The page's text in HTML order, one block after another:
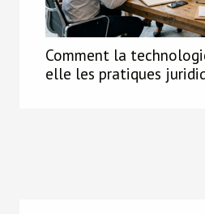
Comment la
elle les pratiques